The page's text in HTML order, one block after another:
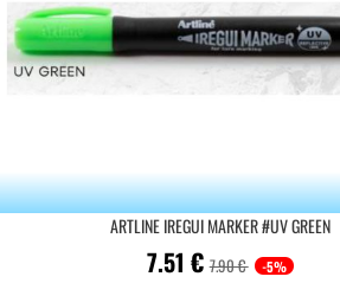
ARTLINE IREGUI MARKER #UV GREEN
7.51 €7.90 € -5%